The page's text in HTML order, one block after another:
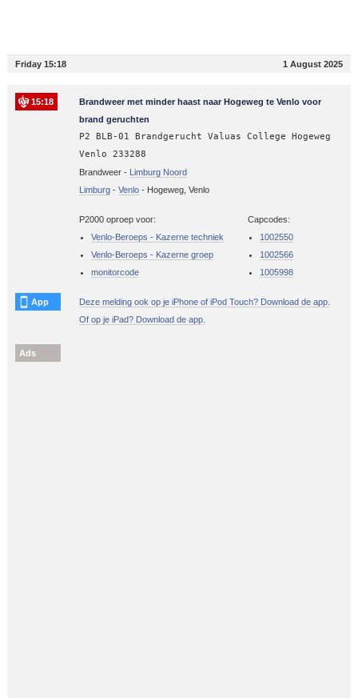
Friday 15:18 1 August 2025
15:18
Brandweer met minder haast naar Hogeweg te Venlo voor
brand geruchten
P2 BLB-01 Brandgerucht Valuas College Hogeweg
Venlo 233288
Brandweer - Limburg Noord
Limburg- Venlo- Hogeweg, Venlo
P2000 oproep voor:
Venlo-Beroeps - Kazerne techniek
Venlo-Beroeps - Kazerne groep
monitorcode
Capcodes:
1002550
1002566
1005998
App
Deze melding ook op je iPhone of iPod Touch? Download de app.
Of op je iPad? Download de app.
Ads